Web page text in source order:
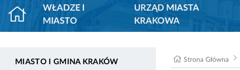
WŁADZE I
MIASTO
URZĄD MIASTA
KRAKOWA
MIASTO I GMINA KRAKÓW Strona Główna